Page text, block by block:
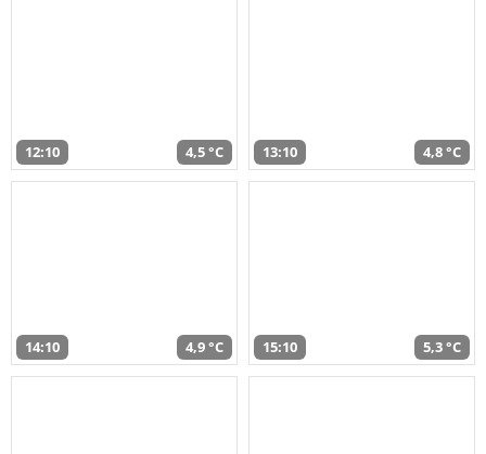
12:10 4,5 °C 13:10 4,8 °C
14:10 4,9 °C 15:10 5,3 °C